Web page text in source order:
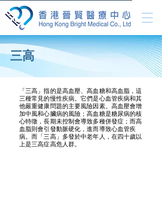
三高
「三高」指的是高血壓、高血糖和高血脂，這
三種常見的慢性疾病。它們是心血管疾病和其
他嚴重健康問題的主要風險因素。高血壓會增
加中風和心臟病的風險；高血糖是糖尿病的核
心特徵，長期未控制會導致多種併發症；而高
血脂則會引發動脈硬化，進而導致心血管疾
病。而「三高」多發於中老年人，在四十歲以
上是三高症高危人群。